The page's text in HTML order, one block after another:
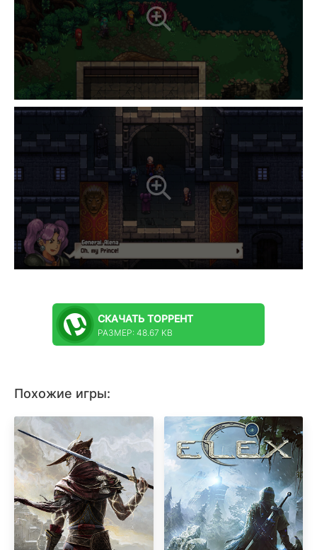
СКАЧАТЬ ТОРРЕНТ
РАЗМЕР: 48.67 KB
Похожие игры: